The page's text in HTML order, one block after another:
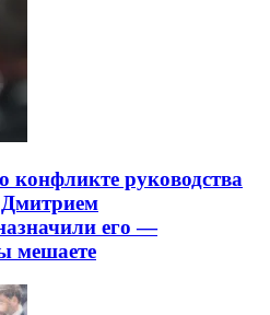
руководства
его —
мешаете